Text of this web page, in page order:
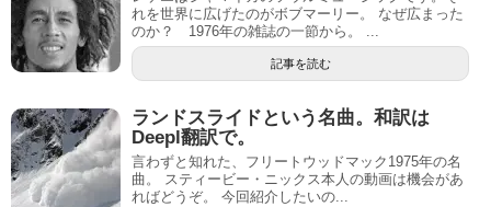
れを世界に広げたのがボブマーリー。 なぜ広まった
のか？ 1976年の雑誌の一節から。 ...
記事を読む
ランドスライドという名曲。和訳は
Deepl翻訳で。
言わずと知れた、フリートウッドマック1975年の名
曲。 スティービー・ニックス本人の動画は機会があ
ればどうぞ。 今回紹介したいの...